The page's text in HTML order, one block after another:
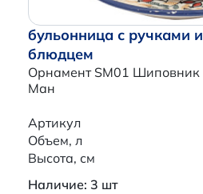
бульонница с ручками и
блюдцем
Орнамент SM01 Шиповник
Ман
Артикул
Объем, л
Высота, см
Наличие: 3 шт